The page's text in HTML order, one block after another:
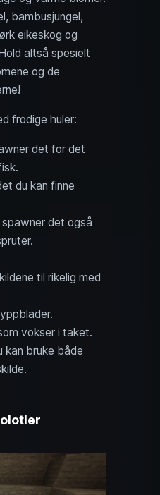
bambusjungel,
eikeskog og
altså spesielt
og de
frodige huler:
det for det
du kan finne
det også
til rikelig med
vokser i taket.
kan bruke både